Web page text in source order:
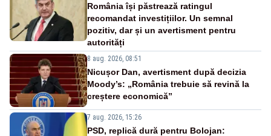
România își păstrează ratingul
recomandat investițiilor. Un semnal
pozitiv, dar și un avertisment pentru
autorități
8 aug. 2026, 08:51
Nicușor Dan, avertisment după decizia
Moody’s: „România trebuie să revină la
creștere economică”
7 aug. 2026, 15:26
PSD, replică dură pentru Bolojan: